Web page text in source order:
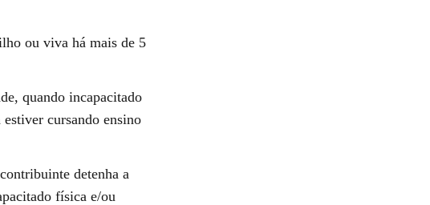
ou viva há mais de 5
quando incapacitado
cursando ensino
detenha a
física e/ou